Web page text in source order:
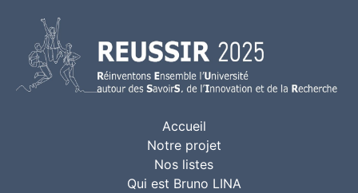
Accueil
Notre projet
Nos listes
Qui est Bruno LINA